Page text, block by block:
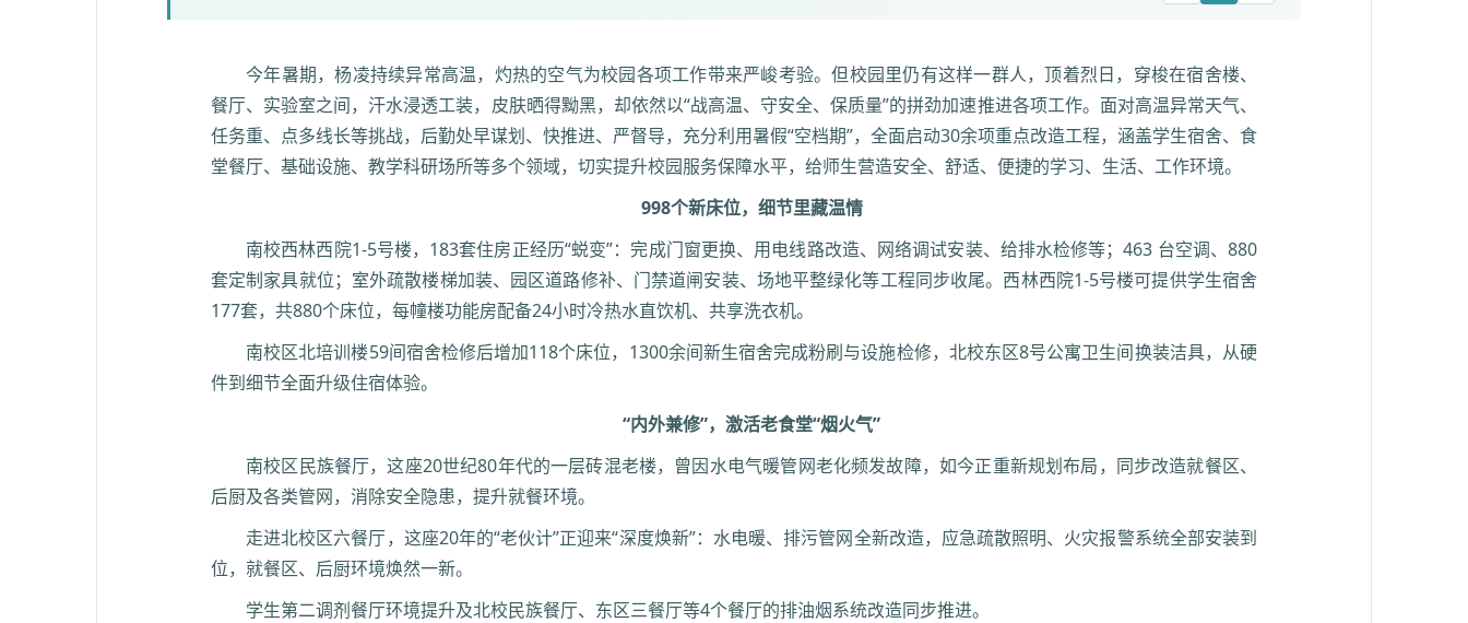
今年暑期，杨凌持续异常高温，灼热的空气为校园各项工作带来严峻考验。但校园里仍有这样一群人，顶着烈日，穿梭在宿舍楼、
餐厅、实验室之间，汗水浸透工装，皮肤晒得黝黑，却依然以“战高温、守安全、保质量”的拼劲加速推进各项工作。面对高温异常天气、
任务重、点多线长等挑战，后勤处早谋划、快推进、严督导，充分利用暑假“空档期”，全面启动30余项重点改造工程，涵盖学生宿舍、食
堂餐厅、基础设施、教学科研场所等多个领域，切实提升校园服务保障水平，给师生营造安全、舒适、便捷的学习、生活、工作环境。
998个新床位，细节里藏温情
南校西林西院1-5号楼，183套住房正经历“蜕变”：完成门窗更换、用电线路改造、网络调试安装、给排水检修等；463 台空调、880
套定制家具就位；室外疏散楼梯加装、园区道路修补、门禁道闸安装、场地平整绿化等工程同步收尾。西林西院1-5号楼可提供学生宿舍
177套，共880个床位，每幢楼功能房配备24小时冷热水直饮机、共享洗衣机。
南校区北培训楼59间宿舍检修后增加118个床位，1300余间新生宿舍完成粉刷与设施检修，北校东区8号公寓卫生间换装洁具，从硬
件到细节全面升级住宿体验。
“内外兼修”，激活老食堂“烟火气”
南校区民族餐厅，这座20世纪80年代的一层砖混老楼，曾因水电气暖管网老化频发故障，如今正重新规划布局，同步改造就餐区、
后厨及各类管网，消除安全隐患，提升就餐环境。
走进北校区六餐厅，这座20年的“老伙计”正迎来“深度焕新”：水电暖、排污管网全新改造，应急疏散照明、火灾报警系统全部安装到
位，就餐区、后厨环境焕然一新。
学生第二调剂餐厅环境提升及北校民族餐厅、东区三餐厅等4个餐厅的排油烟系统改造同步推进。